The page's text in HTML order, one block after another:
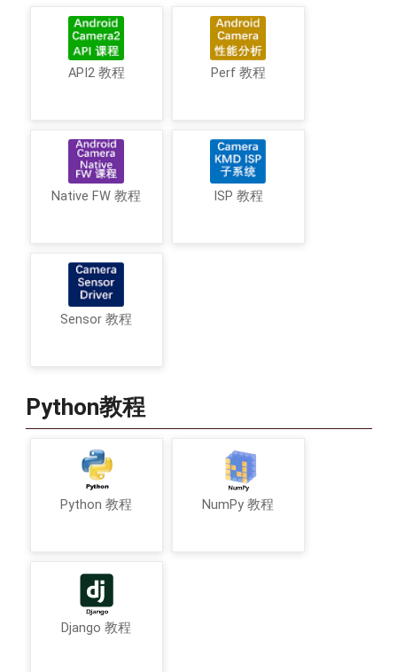
API2 教程 Perf 教程
Native FW 教程 ISP 教程
Sensor 教程
Python教程
Python 教程 NumPy 教程
Django 教程